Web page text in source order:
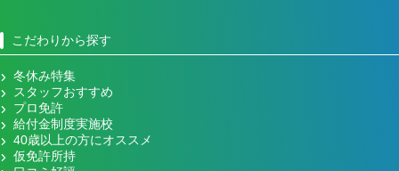
こだわりから探す
冬休み特集
スタッフおすすめ
プロ免許
給付金制度実施校
40歳以上の方にオススメ
仮免許所持